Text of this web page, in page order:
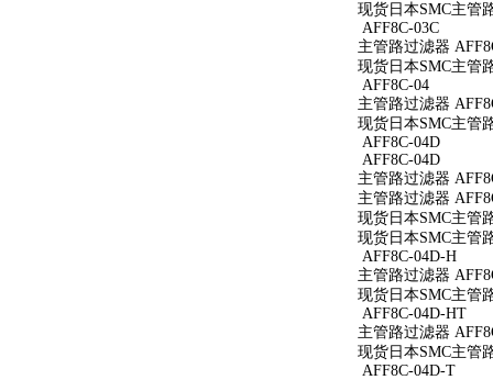
现货日本SMC主管
AFF8C-03C
主管路过滤器
现货日本SMC主管
AFF8C-04
主管路过滤器
现货日本SMC主管
AFF8C-04D
AFF8C-04D
主管路过滤器
主管路过滤器
现货日本SMC主管
现货日本SMC主管
AFF8C-04D-H
主管路过滤器
现货日本SMC主管
AFF8C-04D-HT
主管路过滤器
现货日本SMC主管
AFF8C-04D-T